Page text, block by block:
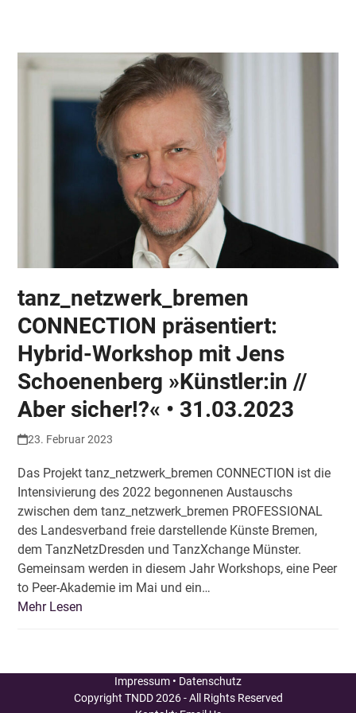
menu
menu
tanz_netzwerk_bremen
CONNECTION präsentiert:
Hybrid-Workshop mit Jens
Schoenenberg »Künstler:in //
Aber sicher!?« • 31.03.2023
23. Februar 2023
Das Projekt tanz_netzwerk_bremen CONNECTION ist die
Intensivierung des 2022 begonnenen Austauschs
zwischen dem tanz_netzwerk_bremen PROFESSIONAL
des Landesverband freie darstellende Künste Bremen,
dem TanzNetzDresden und TanzXchange Münster.
Gemeinsam werden in diesem Jahr Workshops, eine Peer
to Peer-Akademie im Mai und ein…
Mehr Lesen
Impressum • Datenschutz
Copyright TNDD2026 - All Rights Reserved